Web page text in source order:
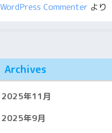
WordPress Commenter より
Archives
2025年11月
2025年9月